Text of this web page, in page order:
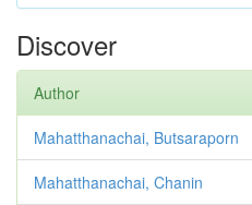
Discover
Author
Mahatthanachai, Butsaraporn
Mahatthanachai, Chanin